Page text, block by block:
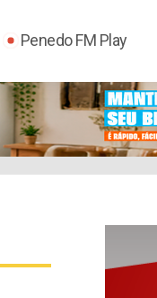
Penedo FM Play